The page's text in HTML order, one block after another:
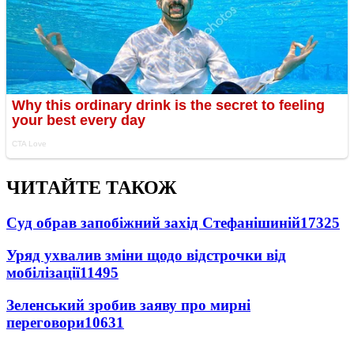
ЧИТАЙТЕ ТАКОЖ
Суд обрав запобіжний захід Стефанішиній17325
Уряд ухвалив зміни щодо відстрочки від
мобілізації11495
Зеленський зробив заяву про мирні
переговори10631